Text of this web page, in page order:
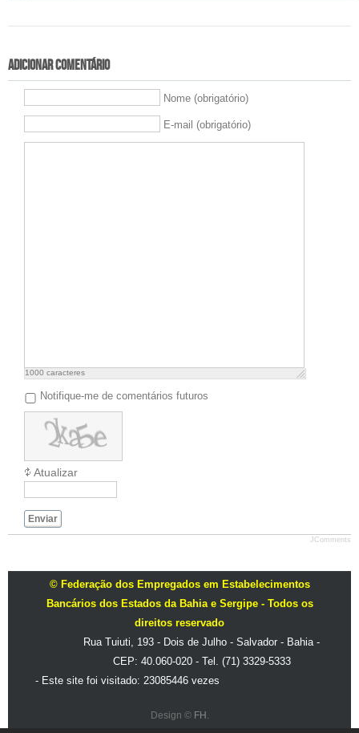
Adicionar comentário
Nome (obrigatório)
E-mail (obrigatório)
1000 caracteres
Notifique-me de comentários futuros
Atualizar
Enviar
JComments
© Federação dos Empregados em Estabelecimentos
Bancários dos Estados da Bahia e Sergipe - Todos os
direitos reservado
Rua Tuiuti, 193 - Dois de Julho - Salvador - Bahia -
CEP: 40.060-020 - Tel. (71) 3329-5333
- Este site foi visitado: 23085446 vezes
Design © FH .